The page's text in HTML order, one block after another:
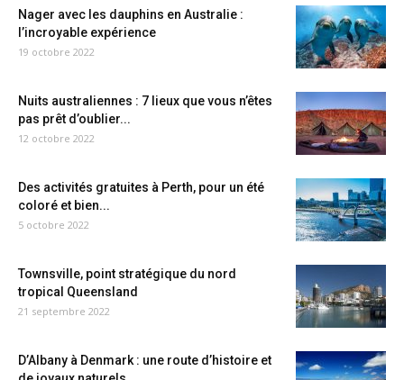
Nager avec les dauphins en Australie :
l’incroyable expérience
19 octobre 2022
Nuits australiennes : 7 lieux que vous n’êtes
pas prêt d’oublier...
12 octobre 2022
Des activités gratuites à Perth, pour un été
coloré et bien...
5 octobre 2022
Townsville, point stratégique du nord
tropical Queensland
21 septembre 2022
D’Albany à Denmark : une route d’histoire et